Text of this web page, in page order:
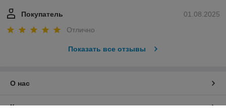
01.08.2025
Покупатель
Отлично
Показать все отзывы
О нас
Контакты